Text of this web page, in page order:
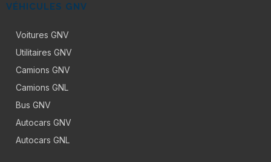
VÉHICULES GNV
Voitures GNV
Utilitaires GNV
Camions GNV
Camions GNL
Bus GNV
Autocars GNV
Autocars GNL